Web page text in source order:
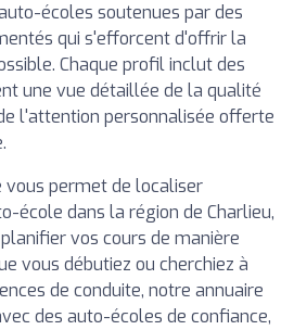
écoles soutenues par des
qui s'efforcent d'offrir la
Chaque profil inclut des
une vue détaillée de la qualité
l'attention personnalisée offerte
permet de localiser
école dans la région de Charlieu,
vos cours de manière
vous débutiez ou cherchiez à
de conduite, notre annuaire
des auto-écoles de confiance,